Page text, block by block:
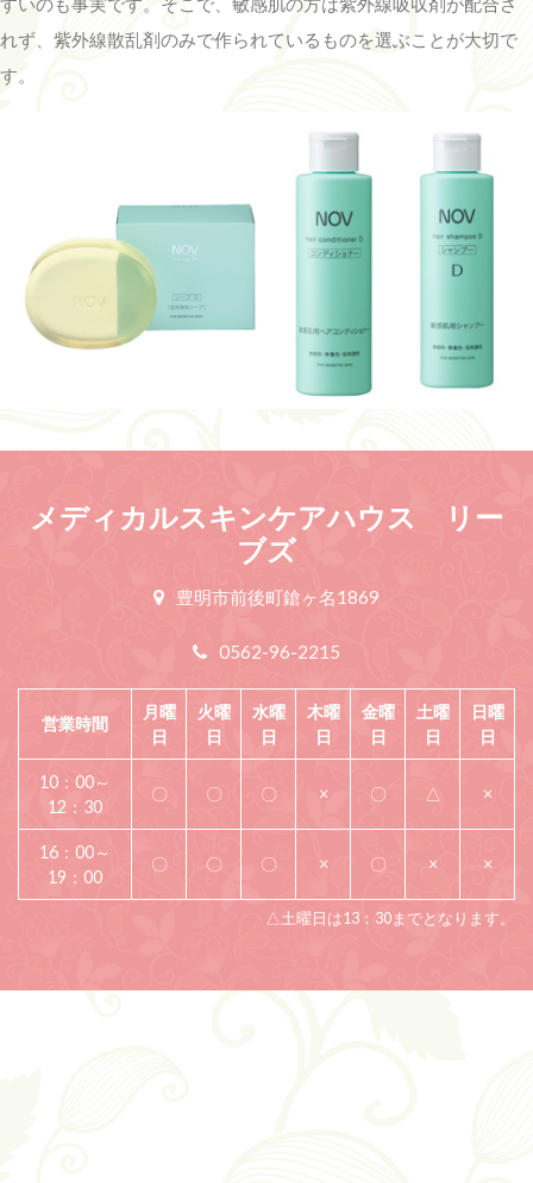
れず、紫外線散乱剤のみで作られているものを選ぶことが大切で
す。
メディカルスキンケアハウス リー
ブズ
豊明市前後町鎗ヶ名1869
0562-96-2215
営業時間
月曜
日
火曜
日
水曜
日
木曜
日
金曜
日
土曜
日
日曜
日
10：00～
12：30
〇 〇 〇 × 〇 △ ×
16：00～
19：00
〇 〇 〇 × 〇 × ×
△土曜日は13：30までとなります。